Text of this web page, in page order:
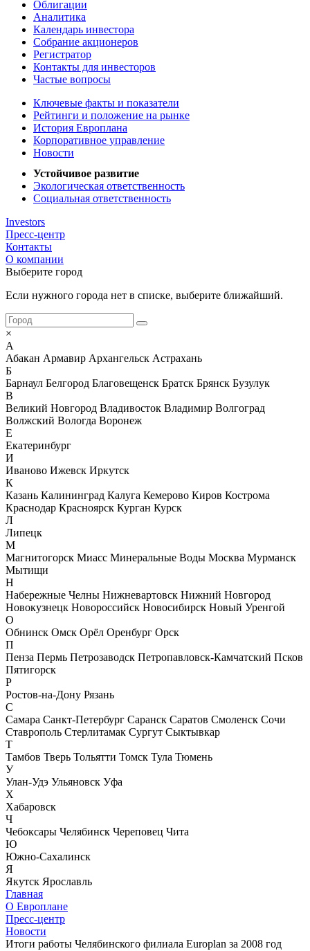
Облигации
Аналитика
Календарь инвестора
Собрание акционеров
Регистратор
Контакты для инвесторов
Частые вопросы
Ключевые факты и показатели
Рейтинги и положение на рынке
История Европлана
Корпоративное управление
Новости
Устойчивое развитие
Экологическая ответственность
Социальная ответственность
Investors
Пресс-центр
Контакты
О компании
Выберите город
Если нужного города нет в списке, выберите ближайший.
×
А
Абакан Армавир Архангельск Астрахань
Б
Барнаул Белгород Благовещенск Братск Брянск Бузулук
В
Великий Новгород Владивосток Владимир Волгоград
Волжский Вологда Воронеж
Е
Екатеринбург
И
Иваново Ижевск Иркутск
К
Казань Калининград Калуга Кемерово Киров Кострома
Краснодар Красноярск Курган Курск
Л
Липецк
М
Магнитогорск Миасс Минеральные Воды Москва Мурманск
Мытищи
Н
Набережные Челны Нижневартовск Нижний Новгород
Новокузнецк Новороссийск Новосибирск Новый Уренгой
О
Обнинск Омск Орёл Оренбург Орск
П
Пенза Пермь Петрозаводск Петропавловск-Камчатский Псков
Пятигорск
Р
Ростов-на-Дону Рязань
С
Самара Санкт-Петербург Саранск Саратов Смоленск Сочи
Ставрополь Стерлитамак Сургут Сыктывкар
Т
Тамбов Тверь Тольятти Томск Тула Тюмень
У
Улан-Удэ Ульяновск Уфа
Х
Хабаровск
Ч
Чебоксары Челябинск Череповец Чита
Ю
Южно-Сахалинск
Я
Якутск Ярославль
Главная
О Европлане
Пресс-центр
Новости
Итоги работы Челябинского филиала Europlan за 2008 год